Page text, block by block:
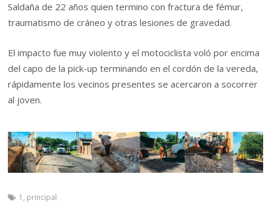
Saldaña de 22 años quien termino con fractura de fémur,
traumatismo de cráneo y otras lesiones de gravedad.
El impacto fue muy violento y el motociclista voló por encima
del capo de la pick-up terminando en el cordón de la vereda,
rápidamente los vecinos presentes se acercaron a socorrer
al joven.
1 , principal